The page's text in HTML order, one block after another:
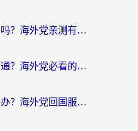
咪咕视频国外看不了吗？海外党亲测有效的回国加速解决方案
韩国怎么打不开粤商通？海外党必看的回国加速器选择指南（附加拿大农行俄罗斯有缘网解决方案）
泰国怎么打不开郑好办？海外党回国服务+影音追剧全搞定的实用指南